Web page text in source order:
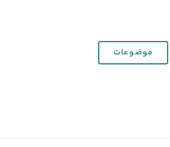
موضوعات